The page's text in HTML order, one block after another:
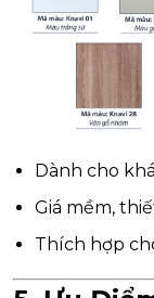
Dành cho
Giá mềm,
Thích hợp